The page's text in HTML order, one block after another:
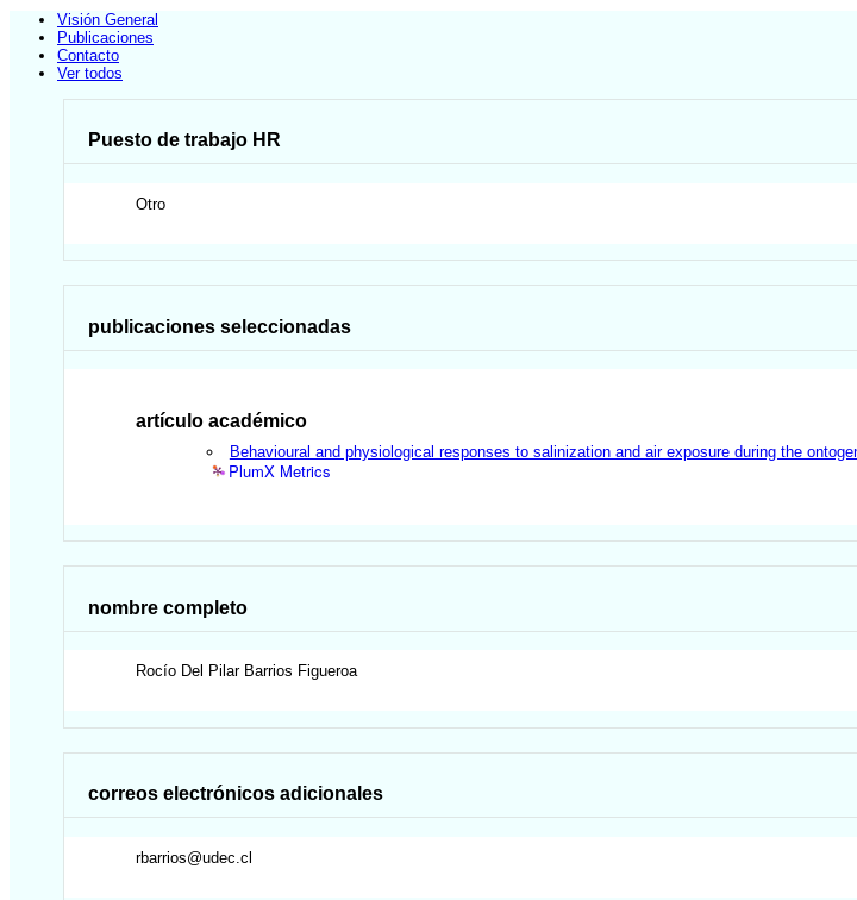
Visión General
Publicaciones
Contacto
Ver todos
Puesto de trabajo HR
Otro
publicaciones seleccionadas
artículo académico
Behavioural and physiological responses to salinization and air exposure during the
PlumX Metrics
nombre completo
Rocío Del Pilar Barrios Figueroa
correos electrónicos adicionales
rbarrios@udec.cl